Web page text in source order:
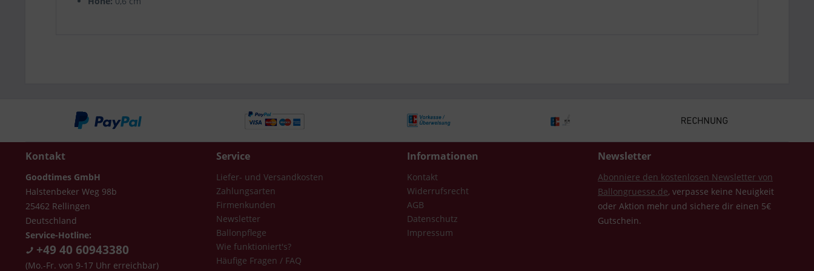
Kontakt
Goodtimes GmbH
Halstenbeker Weg 98b
25462 Rellingen
Deutschland
Service-Hotline:
+49 40 60943380
(Mo.-Fr. von 9-17 Uhr erreichbar)
Service
Liefer- und Versandkosten
Zahlungsarten
Firmenkunden
Newsletter
Ballonpflege
Wie funktioniert's?
Häufige Fragen / FAQ
Informationen
Kontakt
Widerrufsrecht
AGB
Datenschutz
Impressum
Newsletter
Abonniere den kostenlosen Newsletter von
Ballongruesse.de, verpasse keine Neuigkeit
oder Aktion mehr und sichere dir einen 5€
Gutschein.